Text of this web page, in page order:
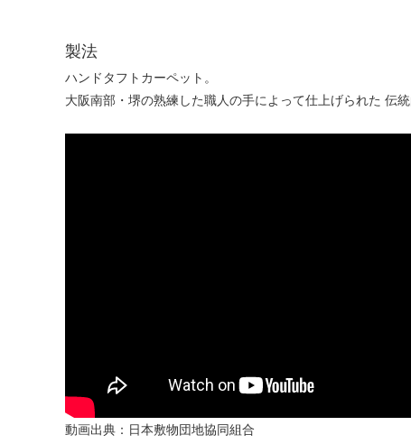
製法
ハンドタフトカーペット。
大阪南部・堺の熟練した職人の手によって仕上げられた 伝統
動画出典：日本敷物団地協同組合